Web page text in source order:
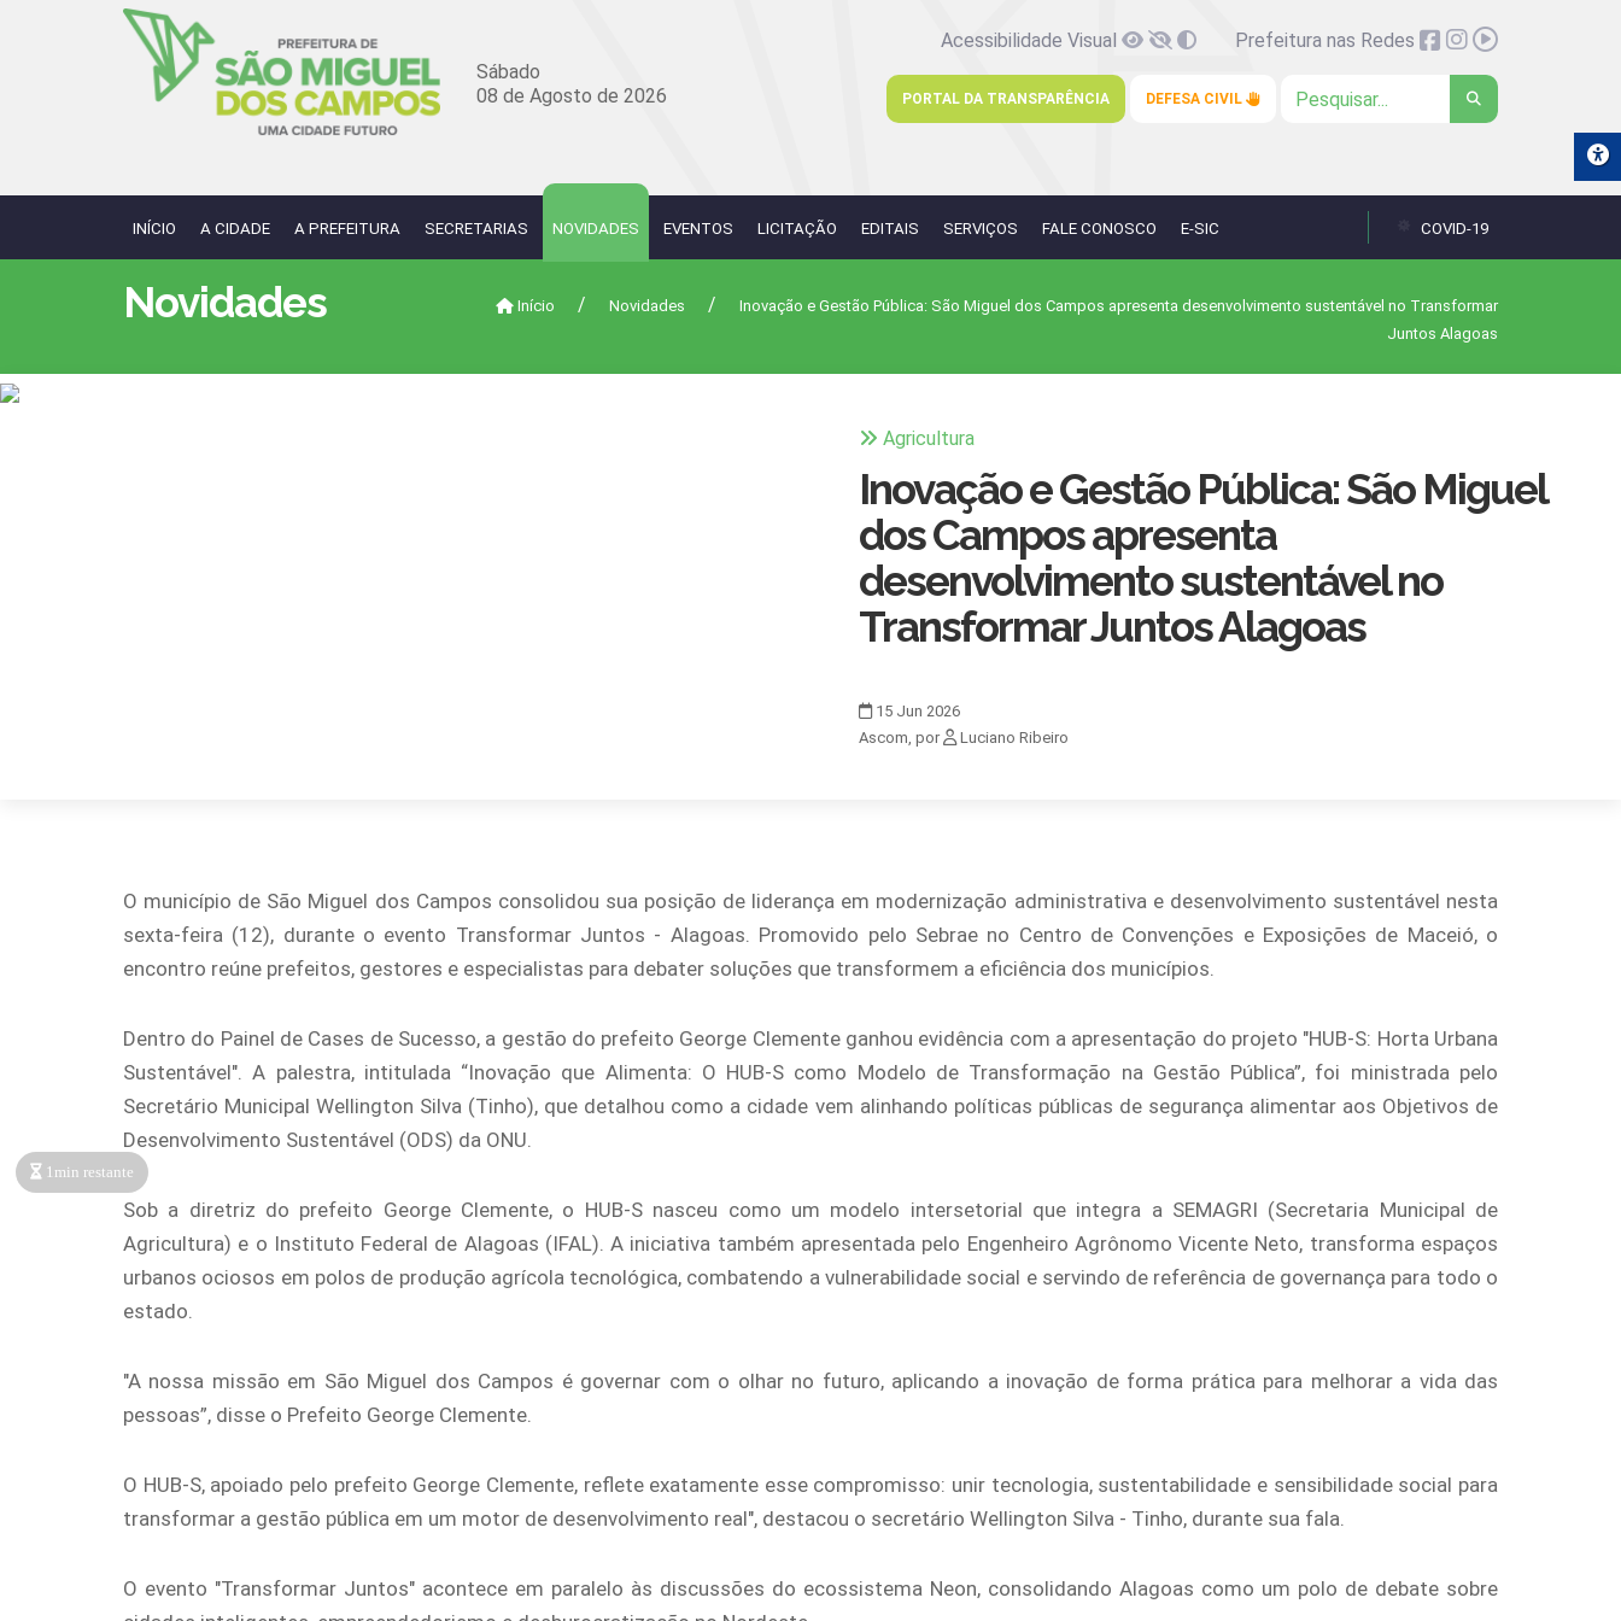
Sábado
08 de Agosto de 2026
Acessibilidade Visual Prefeitura nas Redes
PORTAL DA TRANSPARÊNCIA DEFESA CIVIL
INÍCIO A CIDADE A PREFEITURA SECRETARIAS NOVIDADES EVENTOS LICITAÇÃO EDITAIS SERVIÇOS FALE CONOSCO E-SIC COVID-19
1min restante
Novidades Início Novidades
Inovação e Gestão Pública: São Miguel dos Campos apresenta desenvolvimento sustentável no Transformar
Juntos Alagoas
Agricultura
Inovação e Gestão Pública: São Miguel
dos Campos apresenta
desenvolvimento sustentável no
Transformar Juntos Alagoas
15 Jun 2026
Ascom, por
Luciano Ribeiro
O município de São Miguel dos Campos consolidou sua posição de liderança em modernização administrativa e desenvolvimento sustentável nesta
sexta-feira (12), durante o evento Transformar Juntos - Alagoas. Promovido pelo Sebrae no Centro de Convenções e Exposições de Maceió, o
encontro reúne prefeitos, gestores e especialistas para debater soluções que transformem a eficiência dos municípios.
Dentro do Painel de Cases de Sucesso, a gestão do prefeito George Clemente ganhou evidência com a apresentação do projeto "HUB-S: Horta Urbana
Sustentável". A palestra, intitulada “Inovação que Alimenta: O HUB-S como Modelo de Transformação na Gestão Pública”, foi ministrada pelo
Secretário Municipal Wellington Silva (Tinho), que detalhou como a cidade vem alinhando políticas públicas de segurança alimentar aos Objetivos de
Desenvolvimento Sustentável (ODS) da ONU.
Sob a diretriz do prefeito George Clemente, o HUB-S nasceu como um modelo intersetorial que integra a SEMAGRI (Secretaria Municipal de
Agricultura) e o Instituto Federal de Alagoas (IFAL). A iniciativa também apresentada pelo Engenheiro Agrônomo Vicente Neto, transforma espaços
urbanos ociosos em polos de produção agrícola tecnológica, combatendo a vulnerabilidade social e servindo de referência de governança para todo o
estado.
"A nossa missão em São Miguel dos Campos é governar com o olhar no futuro, aplicando a inovação de forma prática para melhorar a vida das
pessoas”, disse o Prefeito George Clemente.
O HUB-S, apoiado pelo prefeito George Clemente, reflete exatamente esse compromisso: unir tecnologia, sustentabilidade e sensibilidade social para
transformar a gestão pública em um motor de desenvolvimento real", destacou o secretário Wellington Silva - Tinho, durante sua fala.
O evento "Transformar Juntos" acontece em paralelo às discussões do ecossistema Neon, consolidando Alagoas como um polo de debate sobre